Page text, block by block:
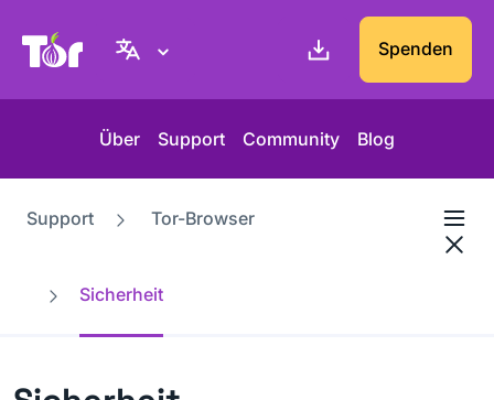
Tor-Projekt Webseite Spenden
Über Support Community Blog
Support Tor-Browser
Sicherheit